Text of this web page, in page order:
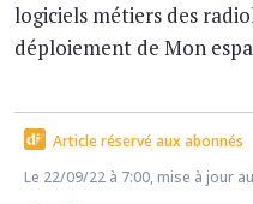
logiciels métiers des
déploiement de Mon
Article réservé aux abonnés
Le 22/09/22 à 7:00, mise à jour